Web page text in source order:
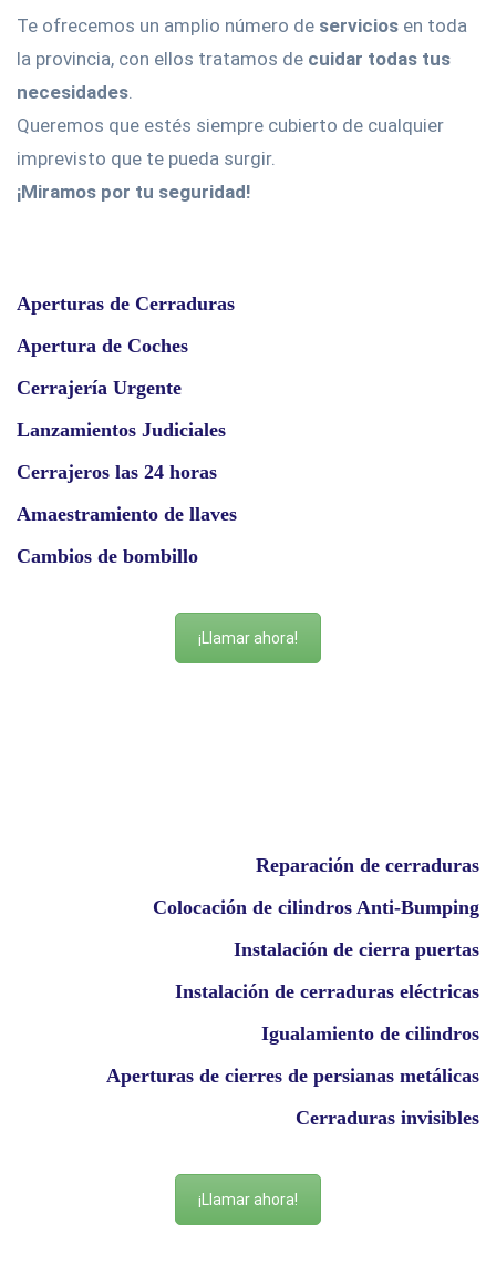
Te ofrecemos un amplio número de servicios en toda
la provincia, con ellos tratamos de cuidar todas tus
necesidades
Queremos que estés siempre cubierto de cualquier
imprevisto que te pueda surgir.
¡Miramos por tu seguridad!
Aperturas de Cerraduras
Apertura de Coches
Cerrajería Urgente
Lanzamientos Judiciales
Cerrajeros las 24 horas
Amaestramiento de llaves
Cambios de bombillo
¡Llamar ahora!
Reparación de cerraduras
Colocación de cilindros Anti-Bumping
Instalación de cierra puertas
Instalación de cerraduras eléctricas
Igualamiento de cilindros
Aperturas de cierres de persianas metálicas
Cerraduras invisibles
¡Llamar ahora!